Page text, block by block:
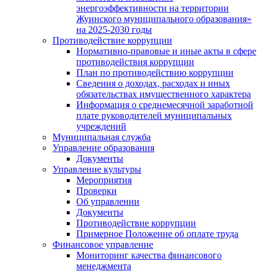
энергоэффективности на территории
Жуинского муниципального образования»
на 2025-2030 годы
Противодействие коррупции
Нормативно-правовые и иные акты в сфере
противодействия коррупции
План по противодействию коррупции
Сведения о доходах, расходах и иных
обязательствах имущественного характера
Информация о среднемесячной заработной
плате руководителей муниципальных
учреждений
Муниципальная служба
Управление образования
Документы
Управление культуры
Мероприятия
Проверки
Об управлении
Документы
Противодействие коррупции
Примерное Положение об оплате труда
Финансовое управление
Мониторинг качества финансового
менеджмента